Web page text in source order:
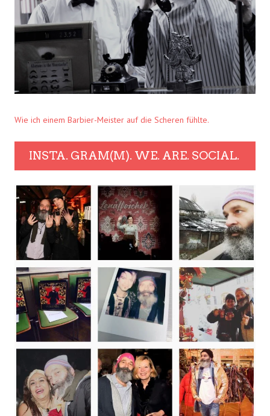
Wie ich einem Barbier-Meister auf die Scheren fühlte.
INSTA. GRAM(M). WE. ARE. SOCIAL.